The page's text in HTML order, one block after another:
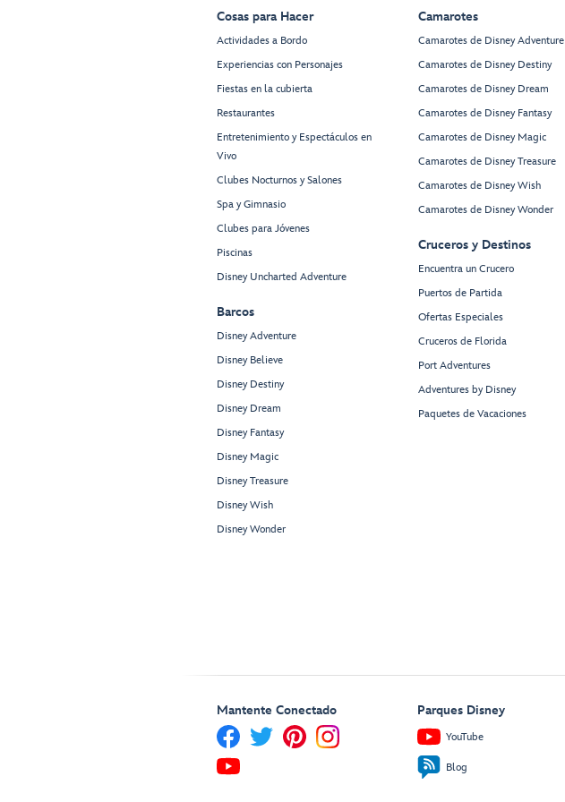
Cosas para Hacer
Actividades a Bordo
Experiencias con Personajes
Fiestas en la cubierta
Restaurantes
Entretenimiento y Espectáculos en
Vivo
Clubes Nocturnos y Salones
Spa y Gimnasio
Clubes para Jóvenes
Piscinas
Disney Uncharted Adventure
Barcos
Disney Adventure
Disney Believe
Disney Destiny
Disney Dream
Disney Fantasy
Disney Magic
Disney Treasure
Disney Wish
Disney Wonder
Camarotes
Camarotes de Disney Adventure
Camarotes de Disney Destiny
Camarotes de Disney Dream
Camarotes de Disney Fantasy
Camarotes de Disney Magic
Camarotes de Disney Treasure
Camarotes de Disney Wish
Camarotes de Disney Wonder
Cruceros y Destinos
Encuentra un Crucero
Puertos de Partida
Ofertas Especiales
Cruceros de Florida
Port Adventures
Adventures by Disney
Paquetes de Vacaciones
Mantente Conectado Parques Disney
YouTube
Blog